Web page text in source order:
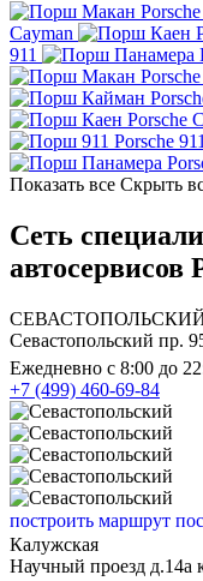
Cayman
911
Porsche
Porsche 911
Показать все Скрыть
Сеть
Севастопольский пр.
Ежедневно с 8:00 до
+7 (499) 460-69-84
построить маршрут
Калужская
Научный проезд д.14а